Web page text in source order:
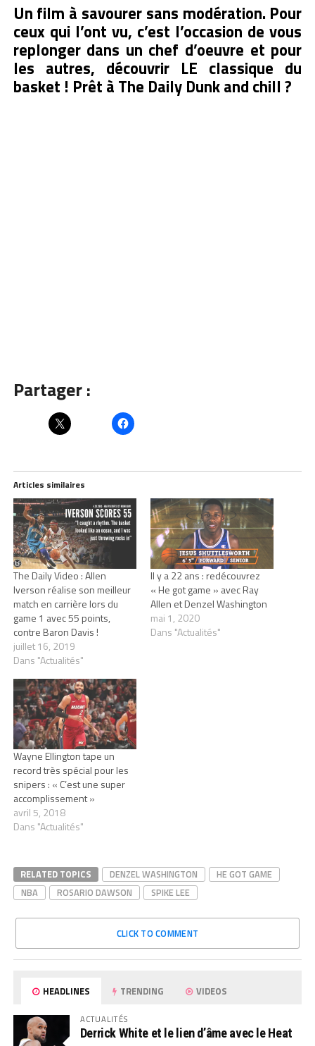
Un film à savourer sans modération. Pour
ceux qui l’ont vu, c’est l’occasion de vous
replonger dans un chef d’oeuvre et pour
les autres, découvrir LE classique du
basket ! Prêt à The Daily Dunk and chill ?
Partager :
Articles similaires
The Daily Video : Allen
Iverson réalise son meilleur
match en carrière lors du
game 1 avec 55 points,
contre Baron Davis !
juillet 16, 2019
Dans "Actualités"
Il y a 22 ans : redécouvrez
« He got game » avec Ray
Allen et Denzel Washington
mai 1, 2020
Dans "Actualités"
Wayne Ellington tape un
record très spécial pour les
snipers : « C’est une super
accomplissement »
avril 5, 2018
Dans "Actualités"
RELATED TOPICS DENZEL WASHINGTON
HE GOT GAME
NBA
ROSARIO DAWSON SPIKE LEE
CLICK TO COMMENT
HEADLINES TRENDING VIDEOS
ACTUALITÉS
Derrick White et le lien d’âme avec le Heat